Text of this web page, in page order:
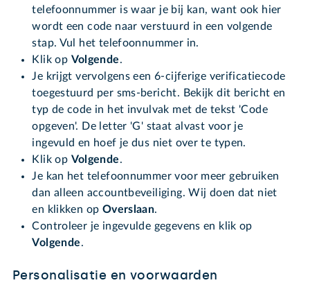
telefoonnummer is waar je bij kan, want ook hier
wordt een code naar verstuurd in een volgende
stap. Vul het telefoonnummer in.
Klik op Volgende.
Je krijgt vervolgens een 6-cijferige verificatiecode
toegestuurd per sms-bericht. Bekijk dit bericht en
typ de code in het invulvak met de tekst 'Code
opgeven'. De letter 'G' staat alvast voor je
ingevuld en hoef je dus niet over te typen.
Klik op Volgende.
Je kan het telefoonnummer voor meer gebruiken
dan alleen accountbeveiliging. Wij doen dat niet
en klikken op Overslaan.
Controleer je ingevulde gegevens en klik op
Volgende.
Personalisatie en voorwaarden